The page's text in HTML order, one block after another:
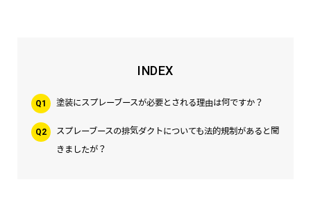
INDEX
Q1 塗装にスプレーブースが必要とされる理由は何ですか？
Q2
スプレーブースの排気ダクトについても法的規制があると聞
きましたが？